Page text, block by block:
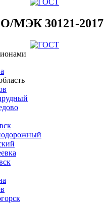
МЭК 30121-2017